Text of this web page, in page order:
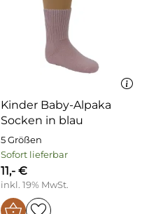
Kinder Baby-Alpaka
Socken in blau
5 Größen
Sofort lieferbar
11,- €
inkl. 19% MwSt.